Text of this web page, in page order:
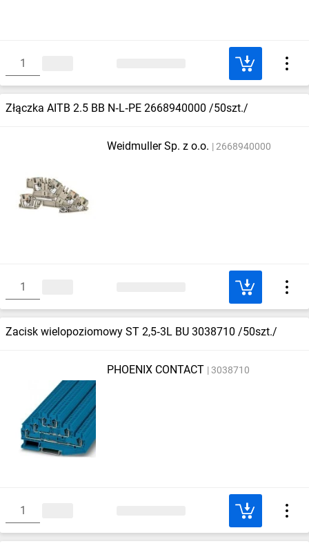
Złączka AITB 2.5 BB N‑L‑PE 2668940000 /50szt./
Weidmuller Sp. z o.o. 2668940000
Zacisk wielopoziomowy ST 2,5‑3L BU 3038710 /50szt./
PHOENIX CONTACT 3038710